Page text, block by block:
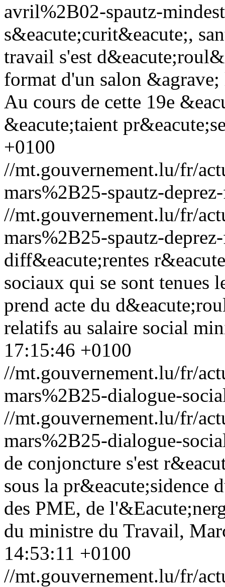
avril%2B02-spautz-
s&eacute;curit&eacute;,
travail s'est
format d'un salon
Au cours de cette 19e
&eacute;taient
+0100
//mt.gouvernement.lu/fr/
mars%2B25-spautz-
//mt.gouvernement.lu/fr/
mars%2B25-spautz-
diff&eacute;rentes
sociaux qui se sont tenues
prend acte du
relatifs au salaire social
17:15:46 +0100
//mt.gouvernement.lu/fr/
mars%2B25-dialogue-
//mt.gouvernement.lu/fr/
mars%2B25-dialogue-
de conjoncture s'est
sous la pr&eacute;sidence
des PME, de
du ministre du Travail,
14:53:11 +0100
//mt.gouvernement.lu/fr/